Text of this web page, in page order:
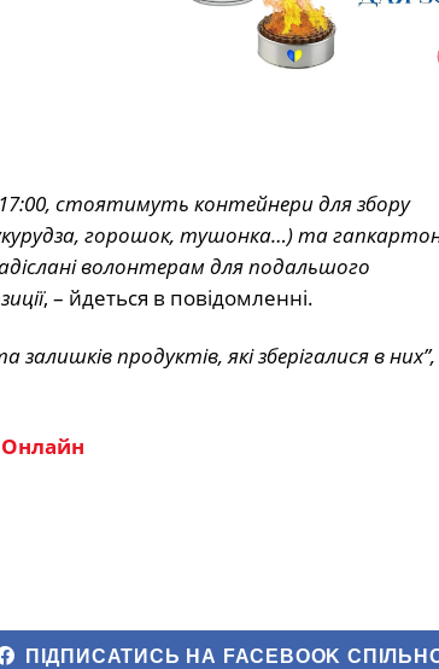
17:00, стоятимуть контейнери для збору
горошок, тушонка…) та
волонтерам для подальшого
, – йдеться в повідомленні.
продуктів, які зберігалися в них”,
ПІДПИСАТИСЬ НА FACEBOOK